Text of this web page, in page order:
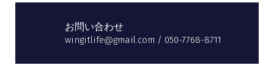
お問い合わせ
wingitlife@gmail.com / 050-7768-8711